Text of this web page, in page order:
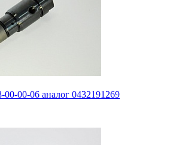
00-06 аналог 0432191269